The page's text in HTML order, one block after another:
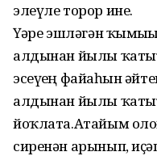
элеүле торор ине.
Үҙҙәре эшләгән
алдынан йылы
эсеүҙең файҙаһын
алдынан йылы
йоҡлата.Атайым
сиренән арынып,